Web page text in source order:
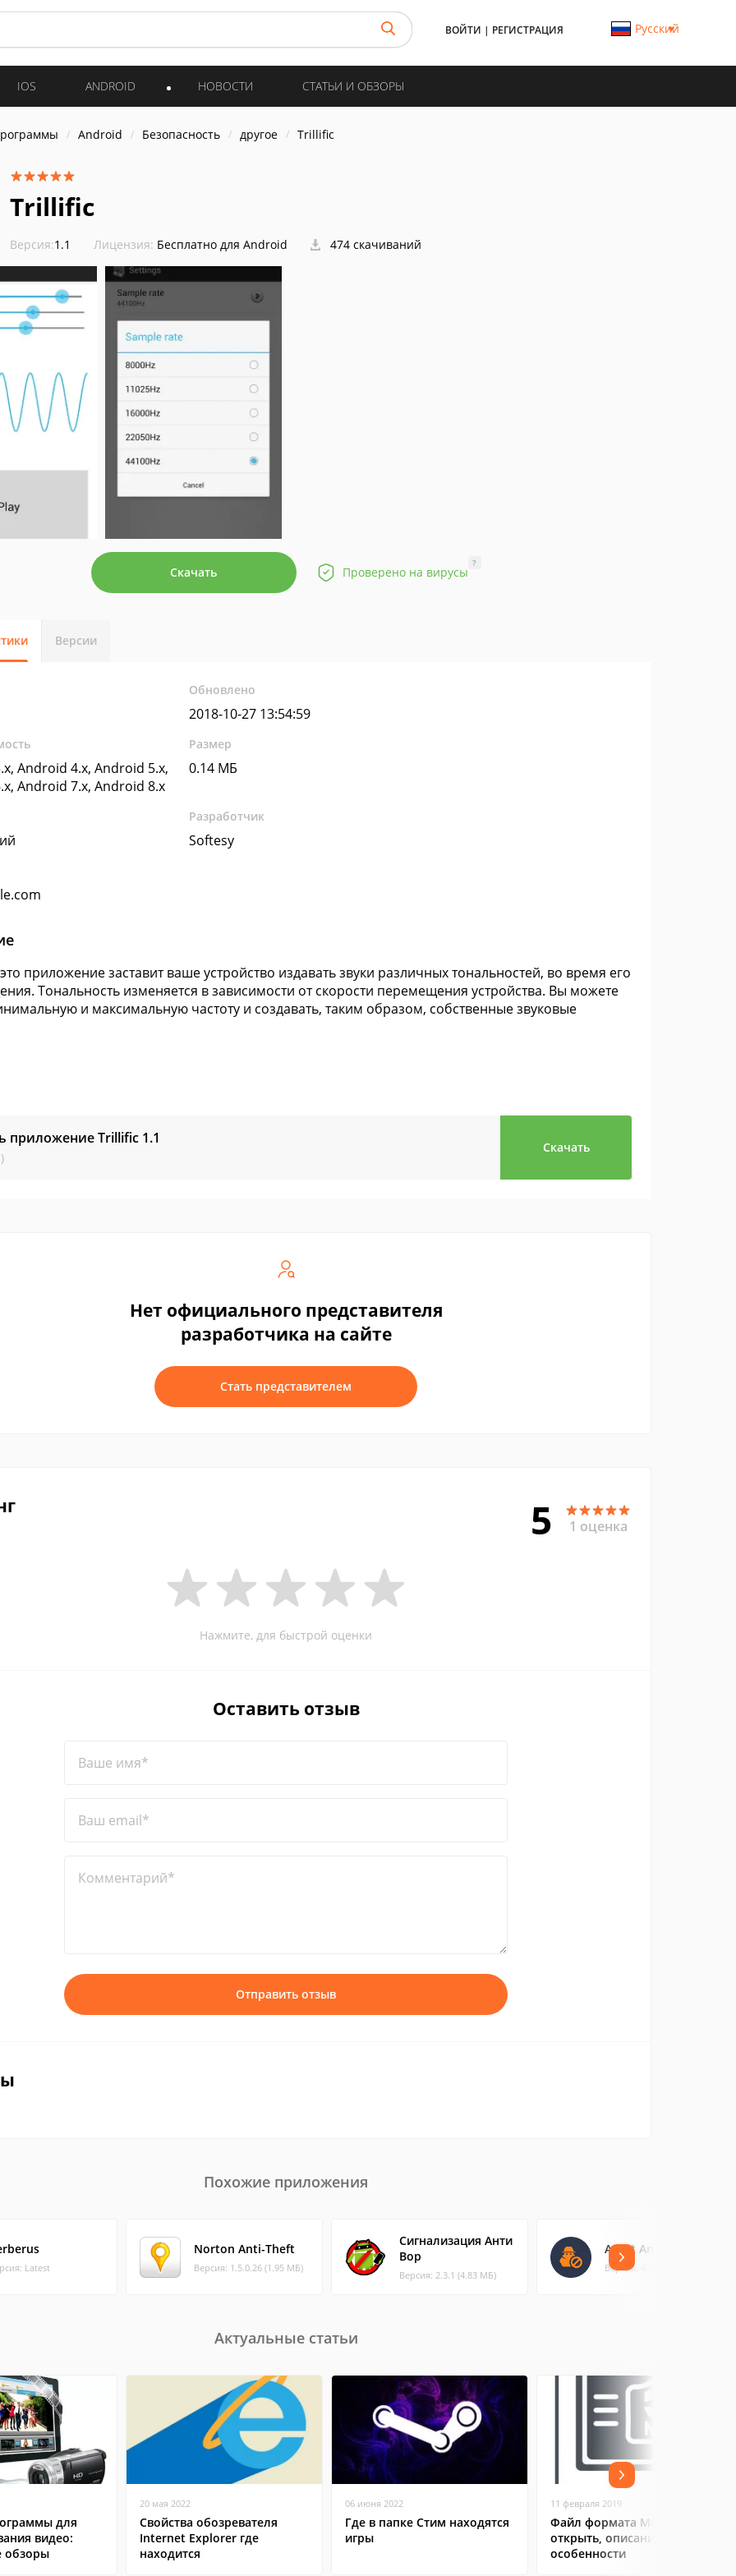
ВОЙТИ | РЕГИСТРАЦИЯ Русский
IOS ANDROID НОВОСТИ СТАТЬИ И ОБЗОРЫ
Android Безопасность другое Trillific
Trillific
Версия:1.1 Лицензия: Бесплатно для Android 474 скачиваний
Скачать Проверено на вирусы
?
Версии
Обновлено
2018-10-27 13:54:59
Android 4.x, Android 5.x,
Android 7.x, Android 8.x
Размер
0.14 МБ
Разработчик
Softesy
приложение заставит ваше устройство издавать звуки различных тональностей, во время его
Тональность изменяется в зависимости от скорости перемещения устройства. Вы можете
и максимальную частоту и создавать, таким образом, собственные звуковые
приложение Trillific 1.1
Скачать
Нет официального представителя
разработчика на сайте
Стать представителем
5 1 оценка
Нажмите, для быстрой оценки
Оставить отзыв
Ваше имя*
Ваш email*
Комментарий*
Отправить отзыв
Похожие приложения
Latest
Norton Anti-Theft
Версия: 1.5.0.26 (1.95 МБ)
Сигнализация Анти
Вор
Версия: 2.3.1 (4.83 МБ)
Avast Anti-Theft
Версия: 4.2.0 (10.26 МБ)
Актуальные статьи
для
видео:
обзоры
20 мая 2022
Свойства обозревателя
Internet Explorer где
находится
06 июня 2022
Где в папке Стим находятся
игры
11 февраля 2019
Файл формата MP4: чем
открыть, описание,
особенности